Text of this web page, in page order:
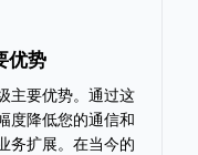
优势
主要优势。通过这
度降低您的通信和
务扩展。在当今的